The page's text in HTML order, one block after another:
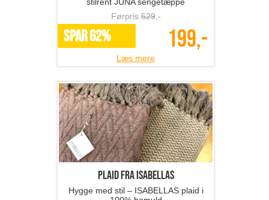
stilrent JUNA sengetæppe
Førpris529,-
SPAR 62% 199,-
Læs mere
Plaid fra ISABELLAS
Hygge med stil – ISABELLAS plaid i